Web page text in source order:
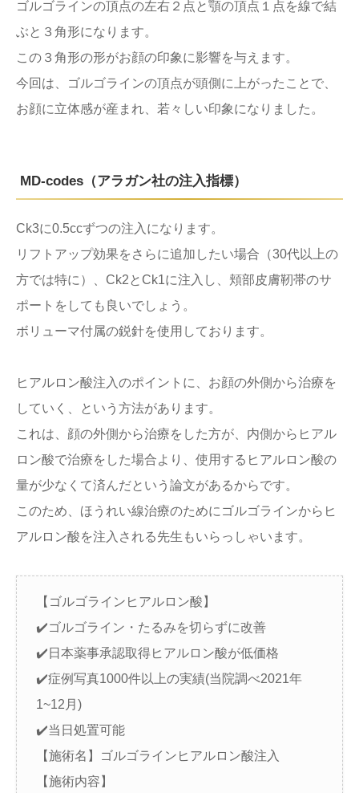
ゴルゴラインの頂点の左右２点と顎の頂点１点を線で結
ぶと３角形になります。
この３角形の形がお顔の印象に影響を与えます。
今回は、ゴルゴラインの頂点が頭側に上がったことで、
お顔に立体感が産まれ、若々しい印象になりました。
MD-codes（アラガン社の注入指標）
Ck3に0.5ccずつの注入になります。
リフトアップ効果をさらに追加したい場合（30代以上の
方では特に）、Ck2とCk1に注入し、頬部皮膚靭帯のサ
ポートをしても良いでしょう。
ボリューマ付属の鋭針を使用しております。
ヒアルロン酸注入のポイントに、お顔の外側から治療を
していく、という方法があります。
これは、顔の外側から治療をした方が、内側からヒアル
ロン酸で治療をした場合より、使用するヒアルロン酸の
量が少なくて済んだという論文があるからです。
このため、ほうれい線治療のためにゴルゴラインからヒ
アルロン酸を注入される先生もいらっしゃいます。
【ゴルゴラインヒアルロン酸】
✔️ゴルゴライン・たるみを切らずに改善
✔️日本薬事承認取得ヒアルロン酸が低価格
✔️症例写真1000件以上の実績(当院調べ2021年
1~12月)
✔️当日処置可能
【施術名】ゴルゴラインヒアルロン酸注入
【施術内容】